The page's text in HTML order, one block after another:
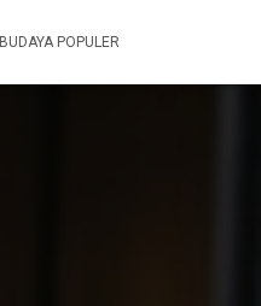
BUDAYA POPULER